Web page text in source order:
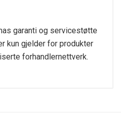
garanti og servicestøtte
kun gjelder for produkter
forhandlernettverk.